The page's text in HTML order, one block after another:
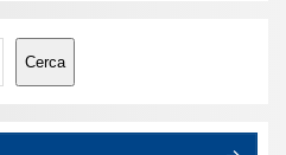
Cerca